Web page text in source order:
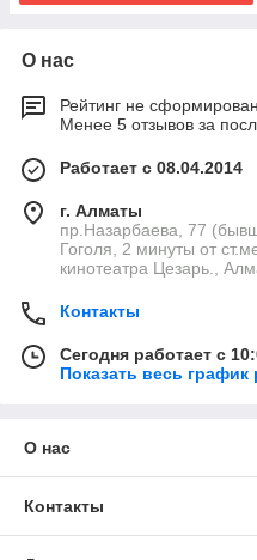
О нас
Рейтинг не сформирован
Менее 5 отзывов за
Работает с 08.04.2014
г. Алматы
пр.Назарбаева, 77
Гоголя, 2 минуты от
кинотеатра Цезарь.,
Контакты
Сегодня работает с
Показать весь график
О нас
Контакты